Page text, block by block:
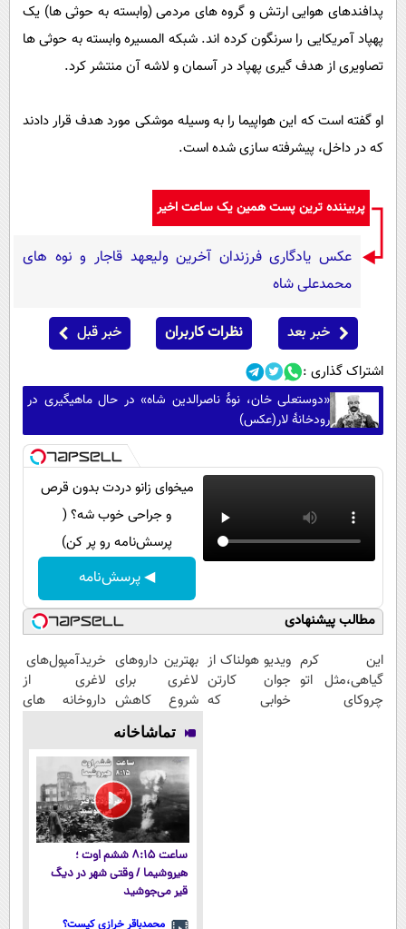
پدافندهای هوایی ارتش و گروه های مردمی (وابسته به حوثی ها) یک
پهپاد آمریکایی را سرنگون کرده اند. شبکه المسیره وابسته به حوثی ها
تصاویری از هدف گیری پهپاد در آسمان و لاشه آن منتشر کرد.
او گفته است که این هواپیما را به وسیله موشکی مورد هدف قرار دادند
که در داخل، پیشرفته سازی شده است.
پربیننده ترین پست همین یک ساعت اخیر
عکس یادگاری فرزندان آخرین ولیعهد قاجار و نوه های
محمدعلی شاه
خبر بعد نظرات کاربران خبر قبل
اشتراک گذاری :
«دوستعلی خان، نوۀ ناصرالدین شاه» در حال ماهیگیری در
رودخانۀ لار(عکس)
میخوای زانو دردت بدون قرص
و جراحی خوب شه؟ (
پرسش‌نامه رو پر کن)
◀ پرسش‌نامه
مطالب پیشنهادی
این کرم
گیاهی،مثل اتو
چروکای
ویدیو هولناک از
جوان کارتن
خوابی که
بهترین داروهای
لاغری برای
شروع کاهش
وزن، ارسال از
داروخانه های
نزدیکت!
خریدآمپول‌های
لاغری از
داروخانه های
پک یخ!
تماشاخانه
ساعت ۸:۱۵ ششم اوت ؛
هیروشیما / وقتی شهر در دیگ
قیر می‌جوشید
محمدباقر خرازی کیست؟